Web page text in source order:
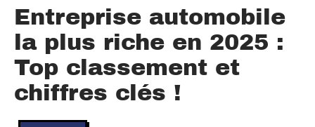
Entreprise automobile
la plus riche en 2025 :
Top classement et
chiffres clés !